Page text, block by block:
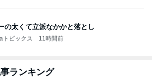
の太くて立派なかかと落とし
トピックス 11時間前
ランキング